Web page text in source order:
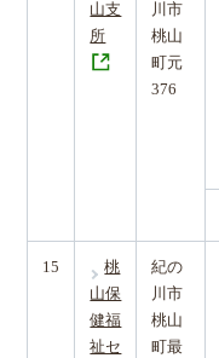
山支
所
川市
桃山
町元
376
15
桃
山保
健福
祉セ
紀の
川市
桃山
町最